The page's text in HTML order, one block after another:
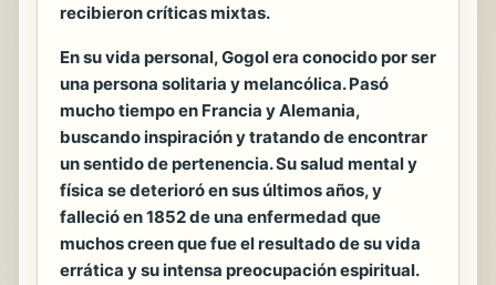
recibieron críticas mixtas.
En su vida personal, Gogol era conocido por ser
una persona solitaria y melancólica. Pasó
mucho tiempo en Francia y Alemania,
buscando inspiración y tratando de encontrar
un sentido de pertenencia. Su salud mental y
física se deterioró en sus últimos años, y
falleció en1852de una enfermedad que
muchos creen que fue el resultado de su vida
errática y su intensa preocupación espiritual.